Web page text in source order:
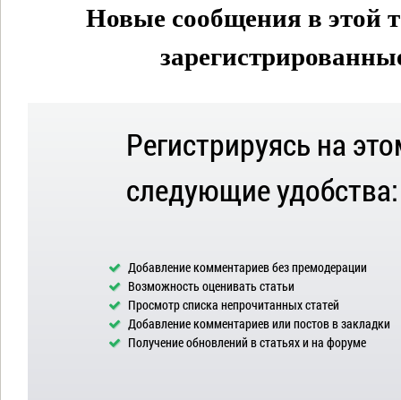
Новые сообщения в этой
Регистрируясь на
следующие удобства:
Добавление комментариев без премодерации
Возможность оценивать статьи
Просмотр списка непрочитанных статей
Добавление комментариев или постов в закладки
Получение обновлений в статьях и на форуме